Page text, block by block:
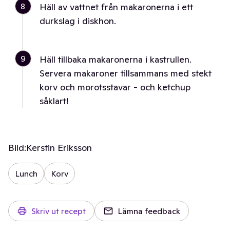
8
Häll av vattnet från makaronerna i ett
durkslag i diskhon.
9
Häll tillbaka makaronerna i kastrullen.
Servera makaroner tillsammans med stekt
korv och morotsstavar - och ketchup
såklart!
Bild:Kerstin Eriksson
Lunch Korv
Skriv ut recept Lämna feedback